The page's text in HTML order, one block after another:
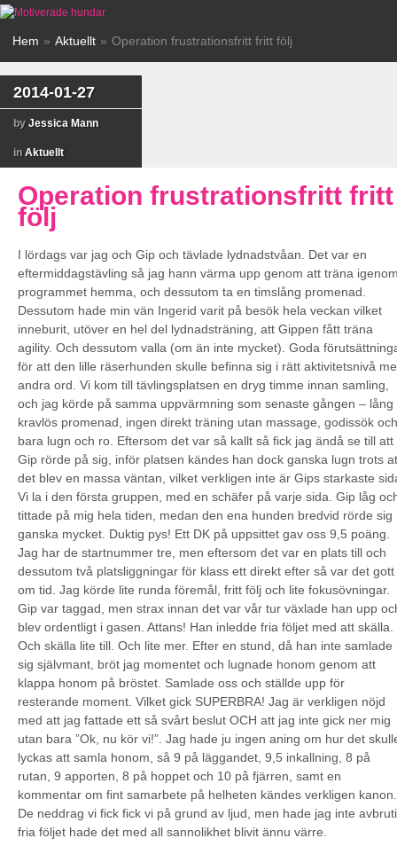
Hem » Aktuellt » Operation frustrationsfritt fritt följ
2014-01-27
by Jessica Mann
in Aktuellt
Operation frustrationsfritt fritt
följ
I lördags var jag och Gip och tävlade lydnadstvåan. Det var en
eftermiddagstävling så jag hann värma upp genom att träna
programmet hemma, och dessutom ta en timslång promenad.
Dessutom hade min vän Ingerid varit på besök hela veckan vilket
inneburit, utöver en hel del lydnadsträning, att Gippen fått träna
agility. Och dessutom valla (om än inte mycket). Goda
för att den lille räserhunden skulle befinna sig i rätt aktivitetsnivå
andra ord. Vi kom till tävlingsplatsen en dryg timme innan samling,
och jag körde på samma uppvärmning som senaste gången – lång
kravlös promenad, ingen direkt träning utan massage, godissök och
bara lugn och ro. Eftersom det var så kallt så fick jag ändå se till att
Gip rörde på sig, inför platsen kändes han dock ganska lugn trots
det blev en massa väntan, vilket verkligen inte är Gips starkaste
Vi la i den första gruppen, med en schäfer på varje sida. Gip låg
tittade på mig hela tiden, medan den ena hunden bredvid rörde sig
ganska mycket. Duktig pys! Ett DK på uppsittet gav oss 9,5 poäng.
Jag har de startnummer tre, men eftersom det var en plats till och
dessutom två platsliggningar för klass ett direkt efter så var det gott
om tid. Jag körde lite runda föremål, fritt följ och lite fokusövningar.
Gip var taggad, men strax innan det var vår tur växlade han upp
blev ordentligt i gasen. Attans! Han inledde fria följet med att skälla.
Och skälla lite till. Och lite mer. Efter en stund, då han inte samlade
sig självmant, bröt jag momentet och lugnade honom genom att
klappa honom på bröstet. Samlade oss och ställde upp för
resterande moment. Vilket gick SUPERBRA! Jag är verkligen nöjd
med att jag fattade ett så svårt beslut OCH att jag inte gick ner mig
utan bara ”Ok, nu kör vi!”. Jag hade ju ingen aning om hur det
lyckas att samla honom, så 9 på läggandet, 9,5 inkallning, 8 på
rutan, 9 apporten, 8 på hoppet och 10 på fjärren, samt en
kommentar om fint samarbete på helheten kändes verkligen kanon.
De neddrag vi fick fick vi på grund av ljud, men hade jag inte
fria följet hade det med all sannolikhet blivit ännu värre.